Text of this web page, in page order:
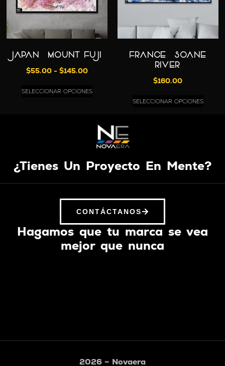
JAPAN – MOUNT FUJI
$55.00 - $145.00
SELECCIONAR OPCIONES
FRANCE – SOANE
RIVER
$160.00
SELECCIONAR OPCIONES
¿Tienes Un Proyecto En Mente?
CONTÁCTANOS
Hagamos que tu marca se vea
mejor que nunca
2026 – Novaera